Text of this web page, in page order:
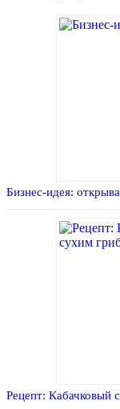
Бизнес-идея:
Рецепт: